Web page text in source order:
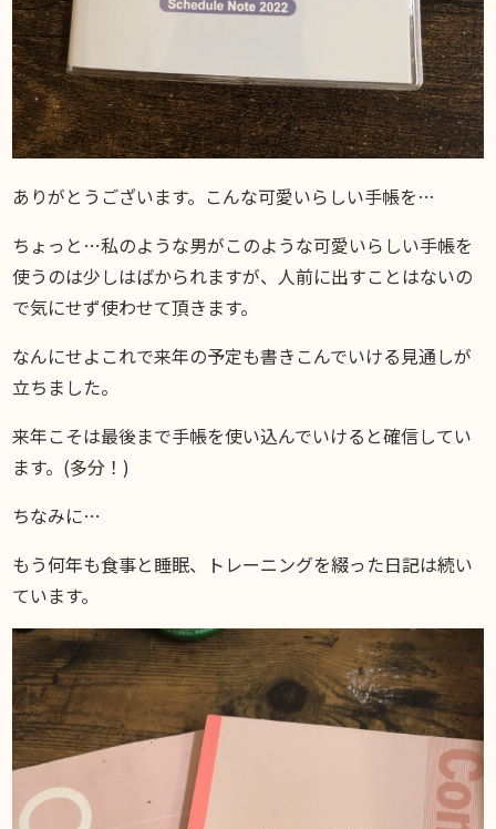
ありがとうございます。こんな可愛いらしい手帳を…
ちょっと…私のような男がこのような可愛いらしい手帳を
使うのは少しはばかられますが、人前に出すことはないの
で気にせず使わせて頂きます。
なんにせよこれで来年の予定も書きこんでいける見通しが
立ちました。
来年こそは最後まで手帳を使い込んでいけると確信してい
ます。(多分！)
ちなみに…
もう何年も食事と睡眠、トレーニングを綴った日記は続い
ています。